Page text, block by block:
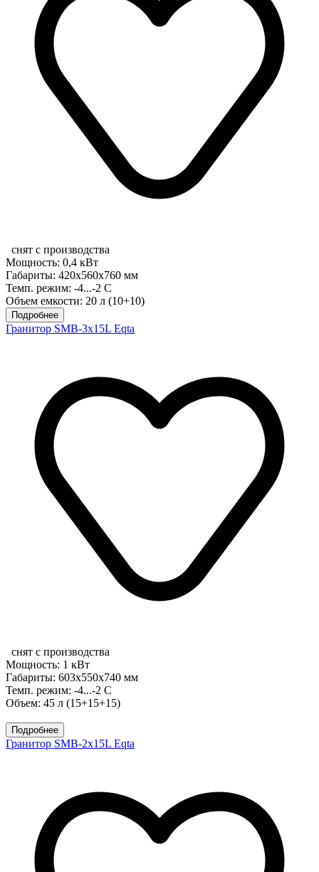
снят с производства
Мощность: 0,4 кВт
Габариты: 420x560x760 мм
Темп. режим: -4...-2 С
Объем емкости: 20 л (10+10)
Подробнее
Гранитор SMB-3x15L Eqta
снят с производства
Мощность: 1 кВт
Габариты: 603x550x740 мм
Темп. режим: -4...-2 С
Объем: 45 л (15+15+15)
Подробнее
Гранитор SMB-2x15L Eqta